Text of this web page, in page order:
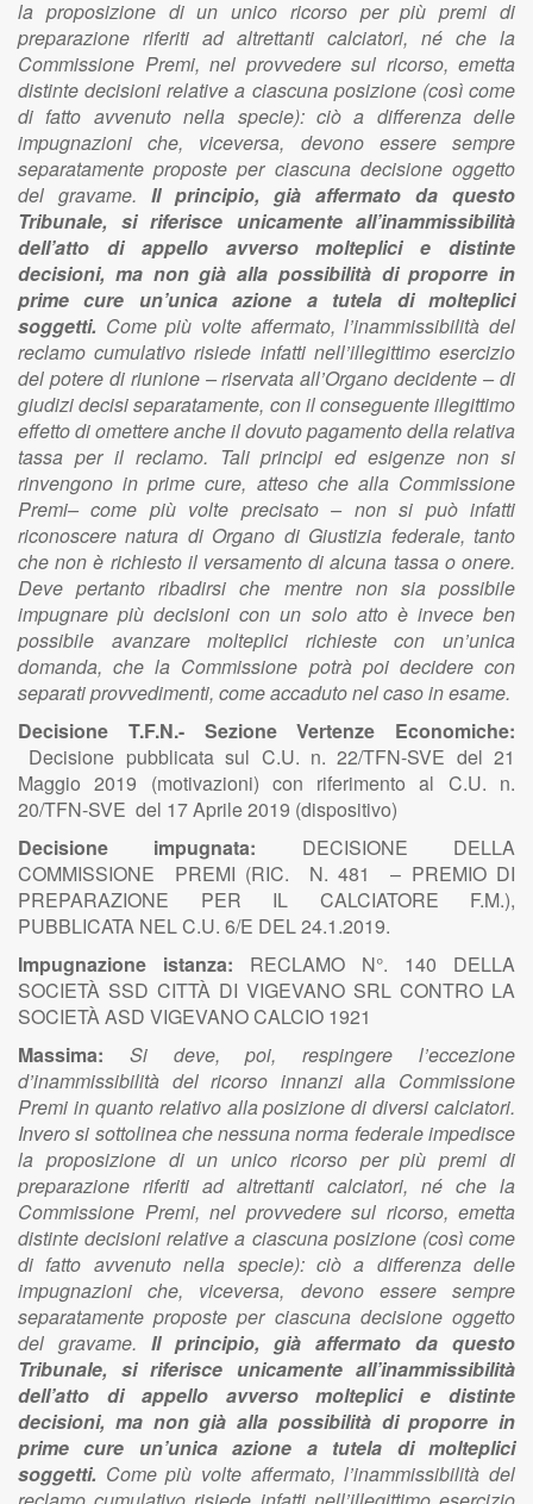
la proposizione di un unico ricorso per più premi di
preparazione riferiti ad altrettanti calciatori, né che la
Commissione Premi, nel provvedere sul ricorso, emetta
distinte decisioni relative a ciascuna posizione (così come
di fatto avvenuto nella specie): ciò a differenza delle
impugnazioni che, viceversa, devono essere sempre
separatamente proposte per ciascuna decisione oggetto
del gravame. Il principio, già affermato da questo
Tribunale, si riferisce unicamente all’inammissibilità
dell’atto di appello avverso molteplici e distinte
decisioni, ma non già alla possibilità di proporre in
prime cure un’unica azione a tutela di molteplici
soggetti. Come più volte affermato, l’inammissibilità del
reclamo cumulativo risiede infatti nell’illegittimo esercizio
del potere di riunione – riservata all’Organo decidente – di
giudizi decisi separatamente, con il conseguente illegittimo
effetto di omettere anche il dovuto pagamento della relativa
tassa per il reclamo. Tali principi ed esigenze non si
rinvengono in prime cure, atteso che alla Commissione
Premi– come più volte precisato – non si può infatti
riconoscere natura di Organo di Giustizia federale, tanto
che non è richiesto il versamento di alcuna tassa o onere.
Deve pertanto ribadirsi che mentre non sia possibile
impugnare più decisioni con un solo atto è invece ben
possibile avanzare molteplici richieste con un’unica
domanda, che la Commissione potrà poi decidere con
separati provvedimenti, come accaduto nel caso in esame.
Decisione T.F.N.- Sezione Vertenze Economiche:
Decisione pubblicata sul C.U. n. 22/TFN-SVE del 21
Maggio 2019 (motivazioni) con riferimento al C.U. n.
20/TFN-SVE del 17 Aprile 2019 (dispositivo)
Decisione impugnata: DECISIONE DELLA
COMMISSIONE PREMI (RIC. N. 481 – PREMIO DI
PREPARAZIONE PER IL CALCIATORE F.M.),
PUBBLICATA NEL C.U. 6/E DEL 24.1.2019.
Impugnazione istanza: RECLAMO N°. 140 DELLA
SOCIETÀ SSD CITTÀ DI VIGEVANO SRL CONTRO LA
SOCIETÀ ASD VIGEVANO CALCIO 1921
Massima: Si deve, poi, respingere l’eccezione
d’inammissibilità del ricorso innanzi alla Commissione
Premi in quanto relativo alla posizione di diversi calciatori.
Invero si sottolinea che nessuna norma federale impedisce
la proposizione di un unico ricorso per più premi di
preparazione riferiti ad altrettanti calciatori, né che la
Commissione Premi, nel provvedere sul ricorso, emetta
distinte decisioni relative a ciascuna posizione (così come
di fatto avvenuto nella specie): ciò a differenza delle
impugnazioni che, viceversa, devono essere sempre
separatamente proposte per ciascuna decisione oggetto
del gravame. Il principio, già affermato da questo
Tribunale, si riferisce unicamente all’inammissibilità
dell’atto di appello avverso molteplici e distinte
decisioni, ma non già alla possibilità di proporre in
prime cure un’unica azione a tutela di molteplici
soggetti. Come più volte affermato, l’inammissibilità del